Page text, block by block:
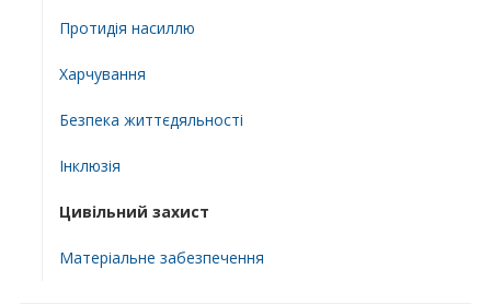
Протидія насиллю
Харчування
Безпека життєдяльності
Інклюзія
Цивільний захист
Матеріальне забезпечення